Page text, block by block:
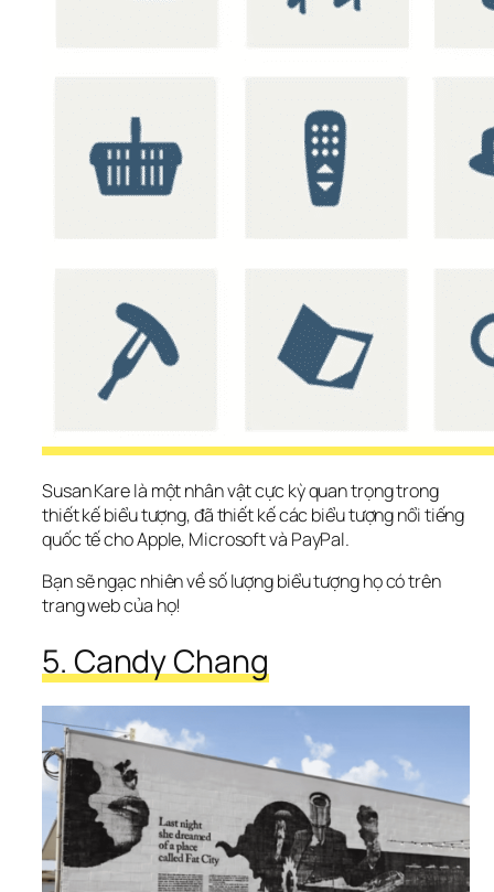
Susan Kare là một nhân vật cực kỳ quan trọng trong
thiết kế biểu tượng, đã thiết kế các biểu tượng nổi tiếng
quốc tế cho Apple, Microsoft và PayPal.
Bạn sẽ ngạc nhiên về số lượng biểu tượng họ có trên
trang web của họ!
5. Candy Chang